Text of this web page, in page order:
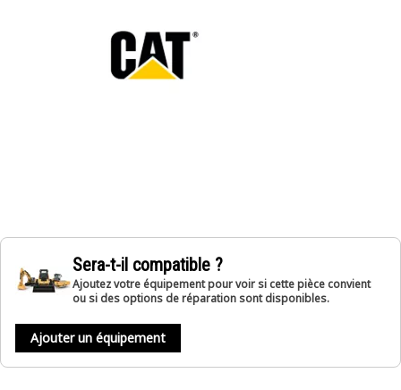
Sera-t-il compatible ?
Ajoutez votre équipement pour voir si cette pièce convient
ou si des options de réparation sont disponibles.
Ajouter un équipement